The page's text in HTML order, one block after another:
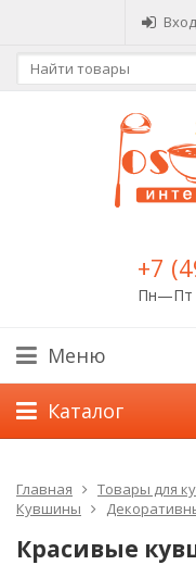
Вход
+7
Пн—Пт
Меню
Каталог
Главная Товары для
Кувшины
Красивые